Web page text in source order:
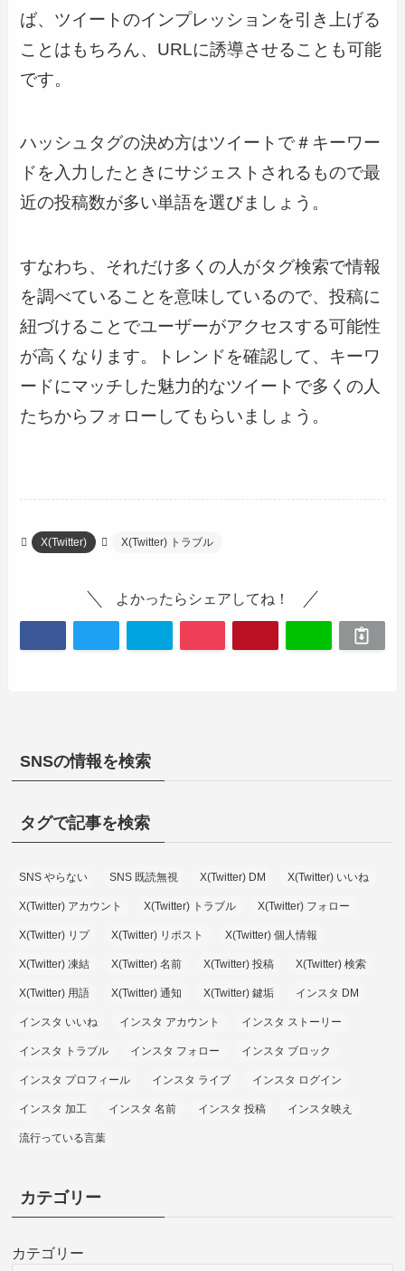
ば、ツイートのインプレッションを引き上げる
ことはもちろん、URLに誘導させることも可能
です。
ハッシュタグの決め方はツイートで＃キーワー
ドを入力したときにサジェストされるもので最
近の投稿数が多い単語を選びましょう。
すなわち、それだけ多くの人がタグ検索で情報
を調べていることを意味しているので、投稿に
紐づけることでユーザーがアクセスする可能性
が高くなります。トレンドを確認して、キーワ
ードにマッチした魅力的なツイートで多くの人
たちからフォローしてもらいましょう。
X(Twitter) X(Twitter) トラブル
よかったらシェアしてね！
SNSの情報を検索
タグで記事を検索
SNS やらない SNS 既読無視 X(Twitter) DM X(Twitter) いいね
X(Twitter) アカウント X(Twitter) トラブル X(Twitter) フォロー
X(Twitter) リプ X(Twitter) リポスト X(Twitter) 個人情報
X(Twitter) 凍結 X(Twitter) 名前 X(Twitter) 投稿 X(Twitter) 検索
X(Twitter) 用語 X(Twitter) 通知 X(Twitter) 鍵垢 インスタ DM
インスタ いいね インスタ アカウント インスタ ストーリー
インスタ トラブル インスタ フォロー インスタ ブロック
インスタ プロフィール インスタ ライブ インスタ ログイン
インスタ 加工 インスタ 名前 インスタ 投稿 インスタ映え
流行っている言葉
カテゴリー
カテゴリー